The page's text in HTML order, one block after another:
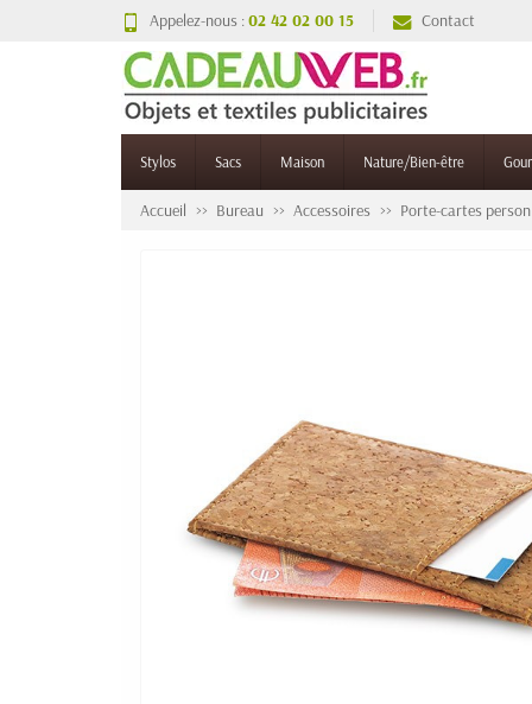
Appelez-nous :02 42 02 00 15 Contact
Stylos Sacs Maison Nature/Bien-être
Accueil Bureau Accessoires Porte-cartes